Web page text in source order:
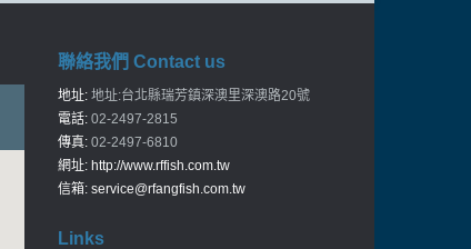
聯絡我們 Contact us
地址: 地址:台北縣瑞芳鎮深澳里深澳路20號
電話: 02-2497-2815
傳真: 02-2497-6810
網址: http://www.rffish.com.tw
信箱: service@rfangfish.com.tw
Links